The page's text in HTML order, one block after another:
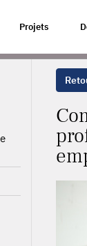
Projets
À L'IMPORT,